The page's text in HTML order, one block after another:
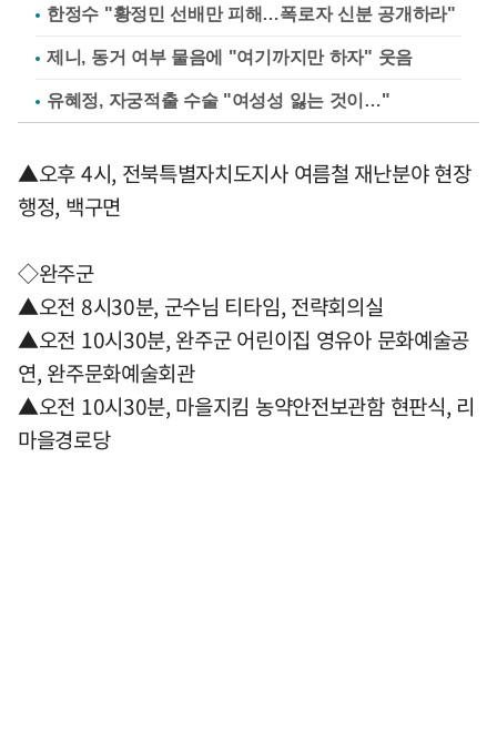
한정수 "황정민 선배만 피해…폭로자 신분 공개하라"
제니, 동거 여부 물음에 "여기까지만 하자" 웃음
유혜정, 자궁적출 수술 "여성성 잃는 것이…"
▲오후 4시, 전북특별자치도지사 여름철 재난분야 현장
행정, 백구면
◇완주군
▲오전 8시30분, 군수님 티타임, 전략회의실
▲오전 10시30분, 완주군 어린이집 영유아 문화예술공
연, 완주문화예술회관
▲오전 10시30분, 마을지킴 농약안전보관함 현판식, 리
마을경로당